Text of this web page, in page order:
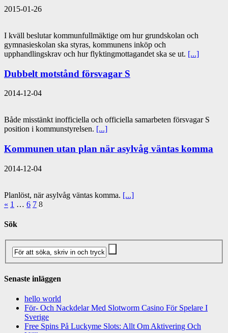
2015-01-26
I kväll beslutar kommunfullmäktige om hur grundskolan och
gymnasieskolan ska styras, kommunens inköp och
upphandlingskrav och hur flyktingmottagandet ska se ut. [...]
Dubbelt motstånd försvagar S
2014-12-04
Både misstänkt inofficiella och officiella samarbeten försvagar S
position i kommunstyrelsen. [...]
Kommunen utan plan när asylvåg väntas komma
2014-12-04
Planlöst, när asylvåg väntas komma. [...]
« 1 … 6 7 8
Sök
Senaste inläggen
hello world
För- Och Nackdelar Med Slotworm Casino För Spelare I
Sverige
Free Spins På Luckyme Slots: Allt Om Aktivering Och